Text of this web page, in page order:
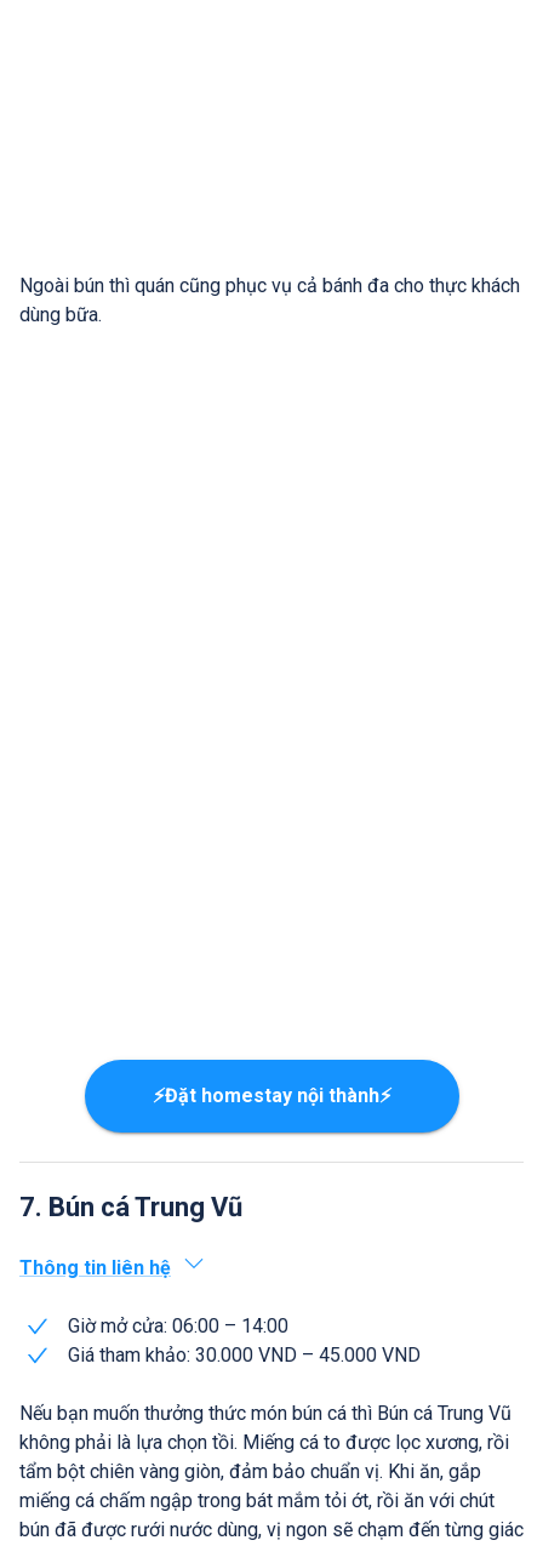
Ngoài bún thì quán cũng phục vụ cả bánh đa cho thực khách
dùng bữa.
⚡Đặt homestay nội thành⚡
7. Bún cá Trung Vũ
Thông tin liên hệ
Giờ mở cửa: 06:00 – 14:00
Giá tham khảo: 30.000 VND – 45.000 VND
Nếu bạn muốn thưởng thức món bún cá thì Bún cá Trung Vũ
không phải là lựa chọn tồi. Miếng cá to được lọc xương, rồi
tẩm bột chiên vàng giòn, đảm bảo chuẩn vị. Khi ăn, gắp
miếng cá chấm ngập trong bát mắm tỏi ớt, rồi ăn với chút
bún đã được rưới nước dùng, vị ngon sẽ chạm đến từng giác